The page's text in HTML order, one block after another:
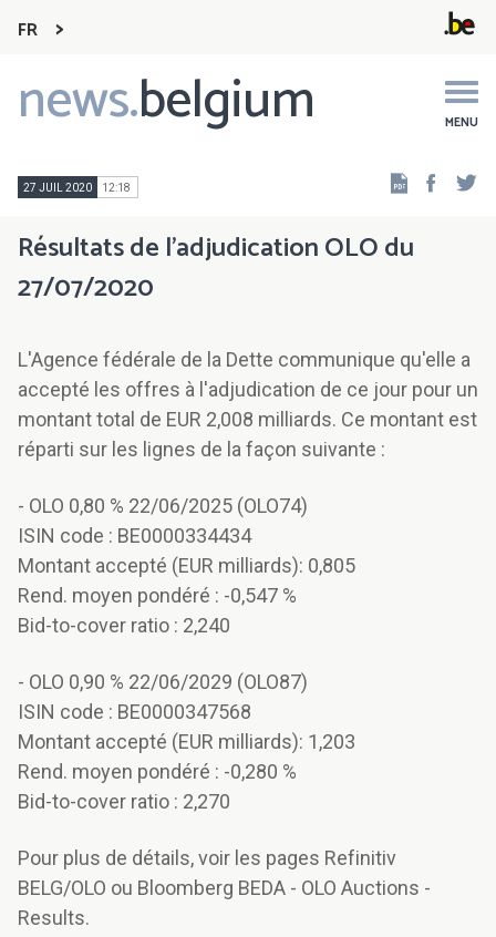
FR
news.belgium MENU
Main
navigation
27 JUIL 2020 12:18
Résultats de l'adjudication OLO du
27/07/2020
L'Agence fédérale de la Dette communique qu'elle a
accepté les offres à l'adjudication de ce jour pour un
montant total de EUR 2,008 milliards. Ce montant est
réparti sur les lignes de la façon suivante :
- OLO 0,80 % 22/06/2025 (OLO74)
ISIN code : BE0000334434
Montant accepté (EUR milliards): 0,805
Rend. moyen pondéré : -0,547 %
Bid-to-cover ratio : 2,240
- OLO 0,90 % 22/06/2029 (OLO87)
ISIN code : BE0000347568
Montant accepté (EUR milliards): 1,203
Rend. moyen pondéré : -0,280 %
Bid-to-cover ratio : 2,270
Pour plus de détails, voir les pages Refinitiv
BELG/OLO ou Bloomberg BEDA - OLO Auctions -
Results.